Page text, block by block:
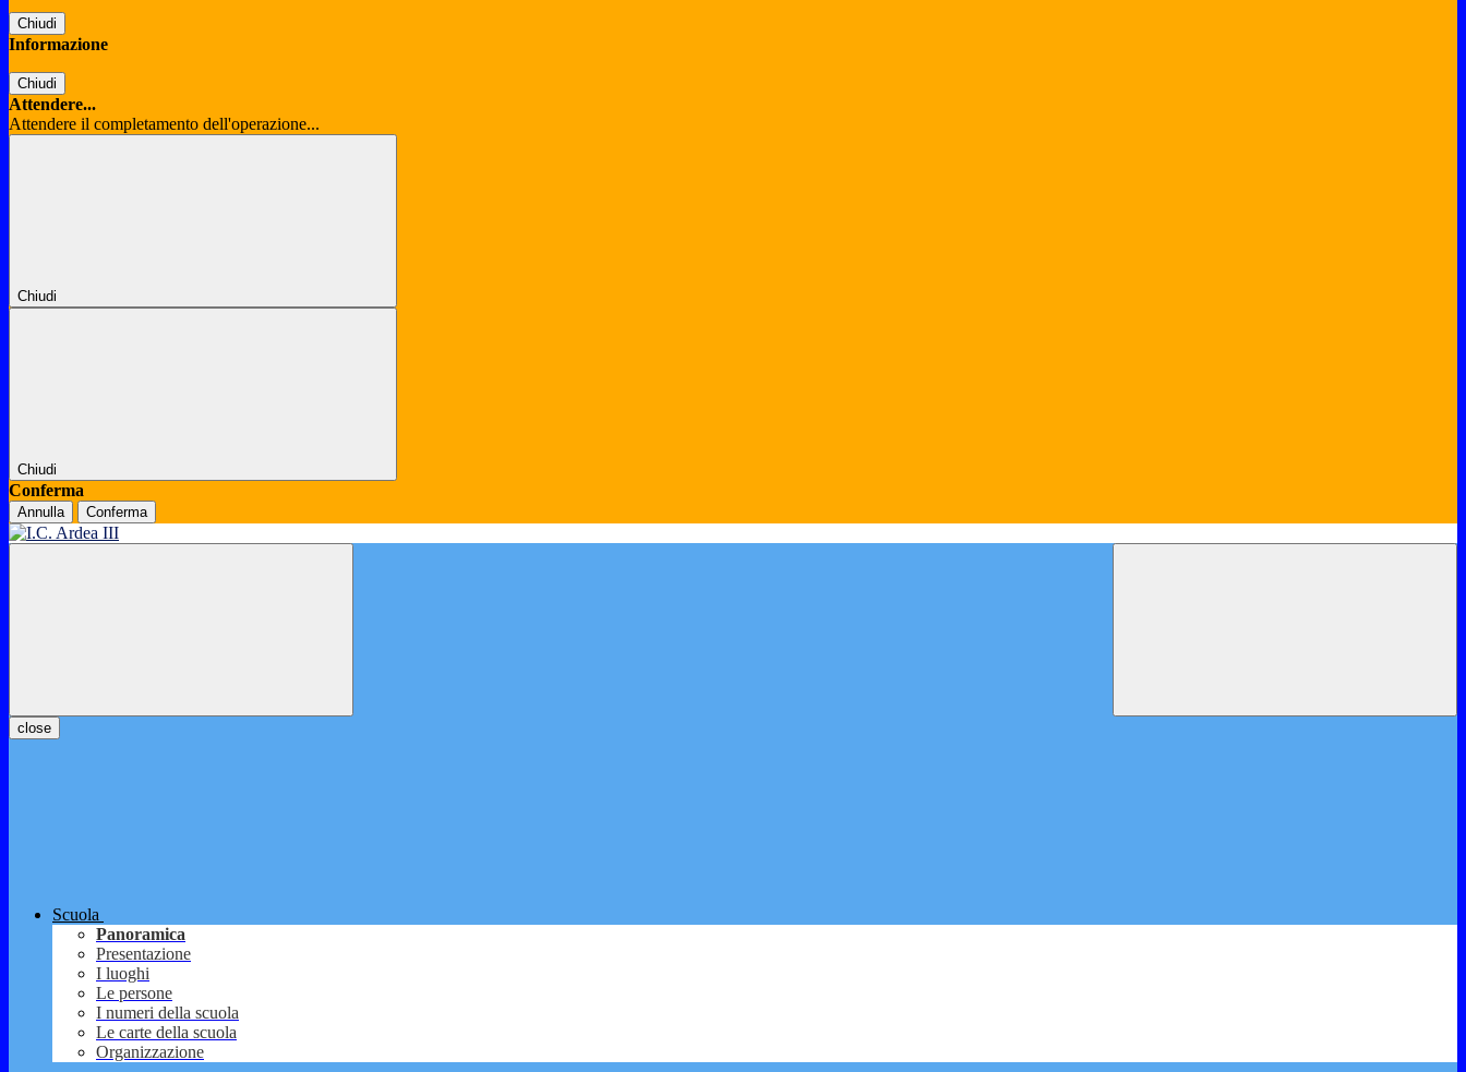
Chiudi
Informazione
Chiudi
Attendere...
Attendere il completamento dell'operazione...
Chiudi
Chiudi
Conferma
Annulla Conferma
close
Scuola
Panoramica
Presentazione
I luoghi
Le persone
I numeri della scuola
Le carte della scuola
Organizzazione